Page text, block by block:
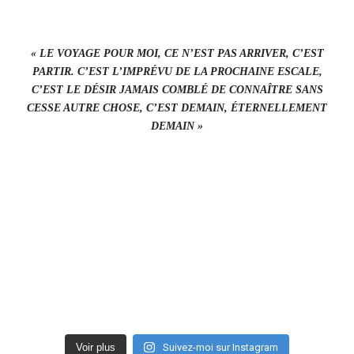
« LE VOYAGE POUR MOI, CE N’EST PAS ARRIVER, C’EST
PARTIR. C’EST L’IMPRÉVU DE LA PROCHAINE ESCALE,
C’EST LE DÉSIR JAMAIS COMBLÉ DE CONNAÎTRE SANS
CESSE AUTRE CHOSE, C’EST DEMAIN, ÉTERNELLEMENT
DEMAIN »
Voir plus Suivez-moi sur Instagram